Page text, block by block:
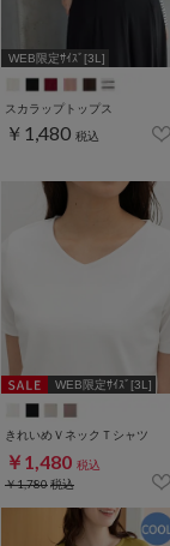
WEB限定ｻｲｽﾞ[3L]
スカラップトップス
￥1,480 税込
WEB限定ｻｲｽﾞ[3L]
きれいめＶネックＴシャツ
￥1,480 税込
￥1,780税込